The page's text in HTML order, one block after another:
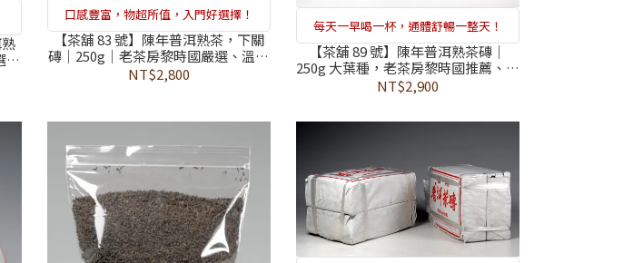
、
口感豐富，物超所值，入門好選擇！
【茶舖 83 號】陳年普洱熟茶，下關
磚｜250g｜老茶房黎時國嚴選、溫暖
胃氣的第一道防線，通過 374 項農藥
檢測合格，調節生理機能的守護者
NT$2,800
每天一早喝一杯，通體舒暢一整天！
【茶舖 89 號】陳年普洱熟茶磚｜
250g 大葉種，老茶房黎時國推薦、通
過 374 項農藥檢測合格，追求健康不
留化學遺憾
NT$2,900